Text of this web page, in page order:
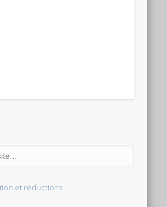
et réductions